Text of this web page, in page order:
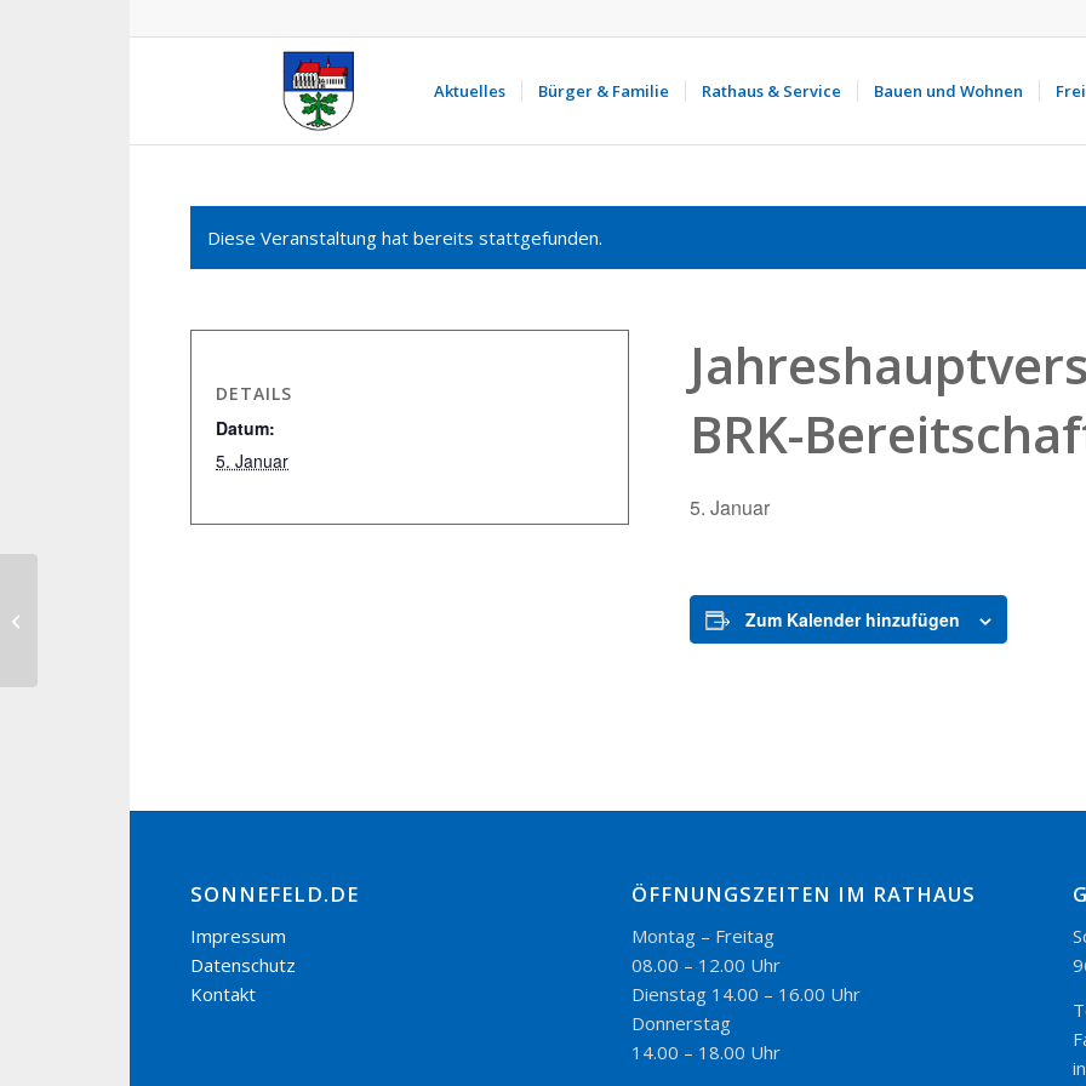
Aktuelles Bürger & Familie Rathaus & Service Bauen und Wohnen
Diese Veranstaltung hat bereits stattgefunden.
BRK-
5. Januar
Zum Kalender hinzufügen
DETAILS
Datum:
5. Januar
SONNEFELD.DE
Impressum
Datenschutz
Kontakt
ÖFFNUNGSZEITEN IM RATHAUS
Montag – Freitag
08.00 – 12.00 Uhr
Dienstag 14.00 – 16.00 Uhr
Donnerstag
14.00 – 18.00 Uhr